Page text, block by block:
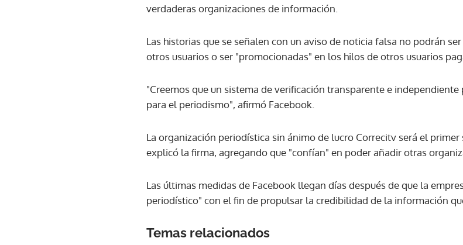
Gracias por suscribirte a nuestro
verdaderas organizaciones de información.
Las historias que se señalen con un aviso de noticia falsa no podrán
otros usuarios o ser "promocionadas" en los hilos de otros usuarios
"Creemos que un sistema de verificación transparente e
para el periodismo", afirmó Facebook.
La organización periodística sin ánimo de lucro Correcitv será el
explicó la firma, agregando que "confían" en poder añadir otras
Las últimas medidas de Facebook llegan días después de que la
periodístico" con el fin de propulsar la credibilidad de la información
Temas relacionados